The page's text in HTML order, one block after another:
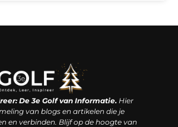
De 3e Golf van Informatie.Hier
van blogs en artikelen die je
en verbinden. Blijf op de hoogte van